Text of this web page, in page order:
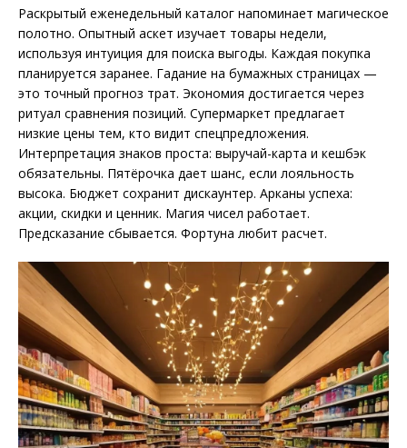
Раскрытый еженедельный каталог напоминает магическое
полотно. Опытный аскет изучает товары недели,
используя интуиция для поиска выгоды. Каждая покупка
планируется заранее. Гадание на бумажных страницах —
это точный прогноз трат. Экономия достигается через
ритуал сравнения позиций. Супермаркет предлагает
низкие цены тем, кто видит спецпредложения.
Интерпретация знаков проста: выручай-карта и кешбэк
обязательны. Пятёрочка дает шанс, если лояльность
высока. Бюджет сохранит дискаунтер. Арканы успеха:
акции, скидки и ценник. Магия чисел работает.
Предсказание сбывается. Фортуна любит расчет.